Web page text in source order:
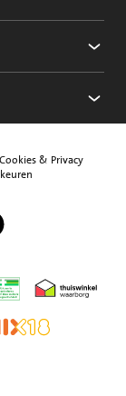
Cookies & Privacy
YouTube
Thuiswinkel